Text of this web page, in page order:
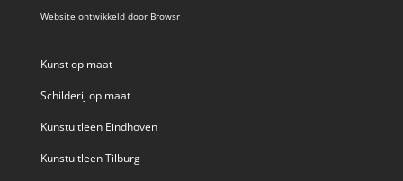
Website ontwikkeld door Browsr
Kunst op maat
Schilderij op maat
Kunstuitleen Eindhoven
Kunstuitleen Tilburg